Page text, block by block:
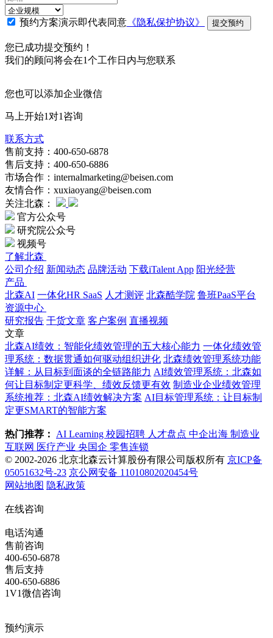
预约方案演示即代表同意 《隐私保护协议》 提交预约
您已成功提交预约！
我们的顾问将会在1个工作日内与您联系
您也可以添加企业微信
马上开始1对1咨询
联系方式
售前支持：400-650-6878
售后支持：400-650-6886
市场合作：internalmarketing@beisen.com
友情合作：xuxiaoyang@beisen.com
关注北森：
官方公众号
研究院公众号
视频号
了解北森
公司介绍 新闻动态 品牌活动 下载iTalent App 阳光经营
产品
北森AI 一体化HR SaaS 人才测评 北森酷学院 鲁班PaaS平台
资源中心
研究报告 干货文章 客户案例 直播视频
文章
北森AI绩效：智能化绩效管理的五大核心能力 一体化绩效管
理系统：数据贯通如何驱动组织进化 北森绩效管理系统功能
详解：从目标到面谈的全链路能力 AI绩效管理系统：北森如
何让目标制定更科学、绩效反馈更有效 制造业企业绩效管理
系统推荐：北森AI绩效解决方案 AI目标管理系统：让目标制
定更SMART的智能方案
热门推荐： AI Learning 校园招聘 人才盘点 中企出海 制造业
互联网 医疗产业 央国企 零售连锁
© 2002-2026 北京北森云计算股份有限公司版权所有 京ICP备
05051632号-23 京公网安备 11010802020454号
网站地图 隐私政策
在线咨询
电话沟通
售前咨询
400-650-6878
售后支持
400-650-6886
1V1微信咨询
预约演示